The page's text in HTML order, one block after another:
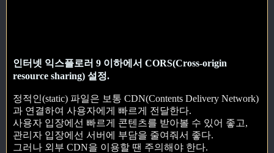
인터넷 익스플로러 9 이하에서 CORS(Cross-origin
resource sharing) 설정.
정적인(static) 파일은 보통 CDN(Contents Delivery Network)
과 연결하여 사용자에게 빠르게 전달한다.
사용자 입장에선 빠르게 콘텐츠를 받아볼 수 있어 좋고,
관리자 입장에선 서버에 부담을 줄여줘서 좋다.
그러나 외부 CDN을 이용할 땐 주의해야 한다.